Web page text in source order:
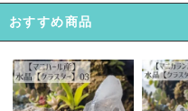
おすすめ商品